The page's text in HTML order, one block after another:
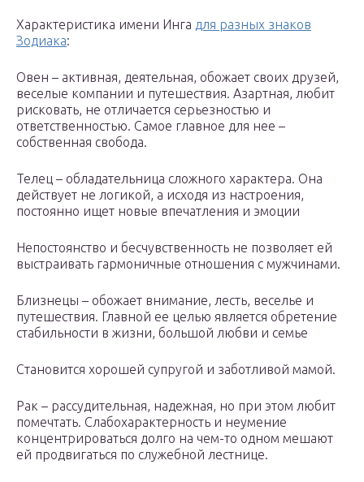
Характеристика имени Инга для разных знаков
Зодиака:
Овен – активная, деятельная, обожает своих друзей,
веселые компании и путешествия. Азартная, любит
рисковать, не отличается серьезностью и
ответственностью. Самое главное для нее –
собственная свобода.
Телец – обладательница сложного характера. Она
действует не логикой, а исходя из настроения,
постоянно ищет новые впечатления и эмоции
Непостоянство и бесчувственность не позволяет ей
выстраивать гармоничные отношения с мужчинами.
Близнецы – обожает внимание, лесть, веселье и
путешествия. Главной ее целью является обретение
стабильности в жизни, большой любви и семье
Становится хорошей супругой и заботливой мамой.
Рак – рассудительная, надежная, но при этом любит
помечтать. Слабохарактерность и неумение
концентрироваться долго на чем-то одном мешают
ей продвигаться по служебной лестнице.